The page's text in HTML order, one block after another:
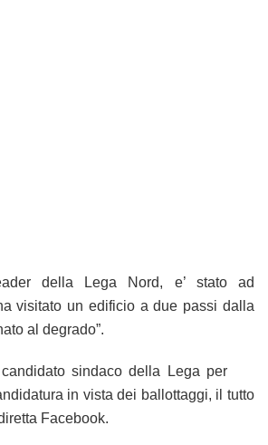
della Lega Nord, e’ stato ad
visitato un edificio a due passi dalla
al degrado”.
sindaco della Lega per
in vista dei ballottaggi, il tutto
Facebook.